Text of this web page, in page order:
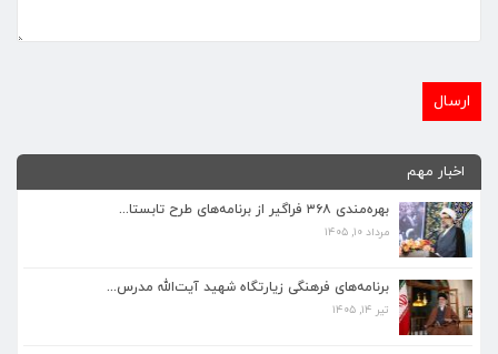
اخبار مهم
بهره‌مندی ۳۶۸ فراگیر از برنامه‌های طرح تابستا...
مرداد ۱۰, ۱۴۰۵
برنامه‌های فرهنگی زیارتگاه شهید آیت‌الله مدرس...
تیر ۱۴, ۱۴۰۵
برنامه‌های فرهنگی زیارتگاه شهید آیت‌الله مدرس...
پیام نوروزی رهبر انقلاب به مناسبت آغاز سال ۱۴...
ماه مبارک رمضان، فرصتی طلایی برای تزکیه نفس، ...